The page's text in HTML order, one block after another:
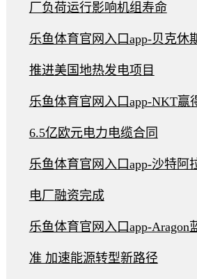
厂负荷运行影响机组寿命
乐鱼体育官网入口app-贝克休
推进美国地热发电项目
乐鱼体育官网入口app-NKT赢
6.5亿欧元电力电缆合同
乐鱼体育官网入口app-沙特阿
电厂融资完成
乐鱼体育官网入口app-Aragon
准 加速能源转型新路径